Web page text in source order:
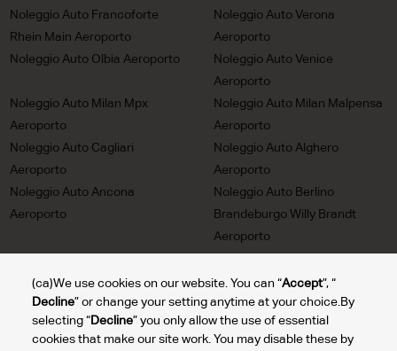
(ca)We use cookies on our website. You can “Accept”, “
Decline” or change your setting anytime at your choice.By
selecting “ Decline” you only allow the use of essential
cookies that make our site work. You may disable these by
Noleggio Auto Francoforte
Rhein Main Aeroporto
Noleggio Auto Verona
Aeroporto
Noleggio Auto Olbia Aeroporto
Noleggio Auto Venice
Aeroporto
Noleggio Auto Milan Mpx
Aeroporto
Noleggio Auto Milan Malpensa
Aeroporto
Noleggio Auto Cagliari
Aeroporto
Noleggio Auto Alghero
Aeroporto
Noleggio Auto Ancona
Aeroporto
Noleggio Auto Berlino
Brandeburgo Willy Brandt
Aeroporto
Aeroporto
Aeroporto
Noleggio Auto Turin Aeroporto
Noleggio Auto Lione Saint
Exupery Aeroporto
Noleggio Auto Bolzano
Noleggio Auto Reggio Calabria